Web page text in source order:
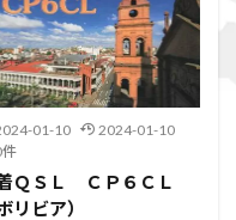
01-10
2024-01-10
件
ＱＳＬ ＣＰ６ＣＬ
リビア）